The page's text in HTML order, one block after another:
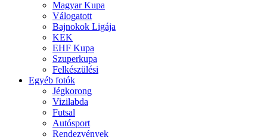
Magyar Kupa
Válogatott
Bajnokok Ligája
KEK
EHF Kupa
Szuperkupa
Felkészülési
Egyéb fotók
Jégkorong
Vizilabda
Futsal
Autósport
Rendezvények